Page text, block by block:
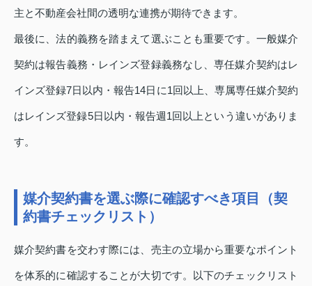
主と不動産会社間の透明な連携が期待できます。
最後に、法的義務を踏まえて選ぶことも重要です。一般媒介
契約は報告義務・レインズ登録義務なし、専任媒介契約はレ
インズ登録7日以内・報告14日に1回以上、専属専任媒介契約
はレインズ登録5日以内・報告週1回以上という違いがありま
す。
媒介契約書を選ぶ際に確認すべき項目（契
約書チェックリスト）
媒介契約書を交わす際には、売主の立場から重要なポイント
を体系的に確認することが大切です。以下のチェックリスト